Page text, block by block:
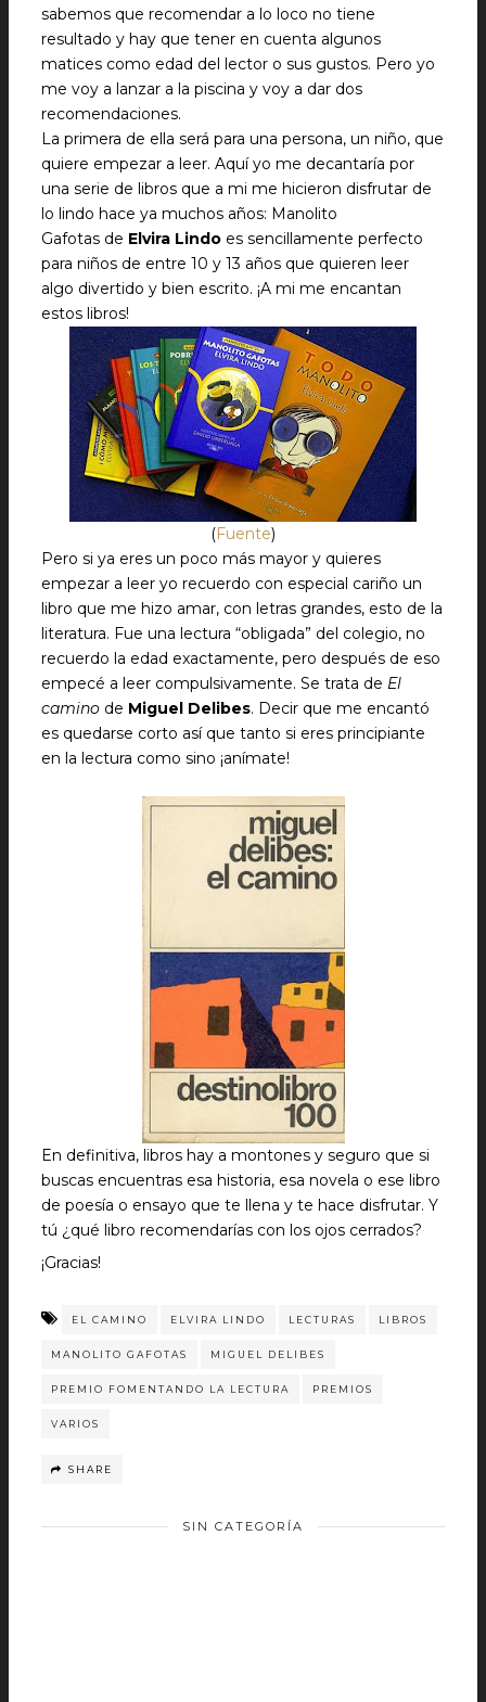
sabemos que recomendar a lo loco no tiene
resultado y hay que tener en cuenta algunos
matices como edad del lector o sus gustos. Pero yo
me voy a lanzar a la piscina y voy a dar dos
recomendaciones.
La primera de ella será para una persona, un niño, que
quiere empezar a leer. Aquí yo me decantaría por
una serie de libros que a mi me hicieron disfrutar de
lo lindo hace ya muchos años: Manolito
Gafotas de Elvira Lindo es sencillamente perfecto
para niños de entre 10 y 13 años que quieren leer
algo divertido y bien escrito. ¡A mi me encantan
estos libros!
(Fuente)
Pero si ya eres un poco más mayor y quieres
empezar a leer yo recuerdo con especial cariño un
libro que me hizo amar, con letras grandes, esto de la
literatura. Fue una lectura “obligada” del colegio, no
recuerdo la edad exactamente, pero después de eso
empecé a leer compulsivamente. Se trata de El
camino de Miguel Delibes. Decir que me encantó
es quedarse corto así que tanto si eres principiante
en la lectura como sino ¡anímate!
En definitiva, libros hay a montones y seguro que si
buscas encuentras esa historia, esa novela o ese libro
de poesía o ensayo que te llena y te hace disfrutar. Y
tú ¿qué libro recomendarías con los ojos cerrados?
¡Gracias!
EL CAMINO ELVIRA LINDO LECTURAS LIBROS
MANOLITO GAFOTAS MIGUEL DELIBES
PREMIO FOMENTANDO LA LECTURA PREMIOS
VARIOS
SHARE
SIN CATEGORÍA